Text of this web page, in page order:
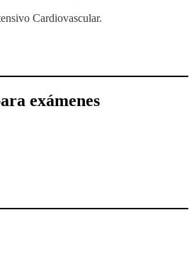
Cardiovascular.
exámenes